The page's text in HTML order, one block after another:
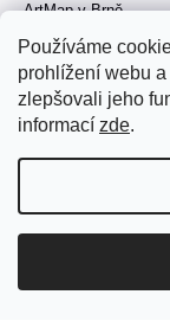
Používáme
prohlížení webu
zlepšovali jeho
informací zde.
ArtMap v Brně
Radnická 4, Brno
úterý–pátek 11–19 h
sobota 14–19 h
+420 702 152 298